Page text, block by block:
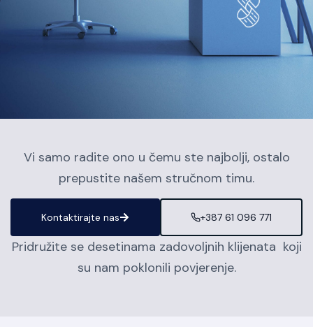
Vi samo radite ono u čemu ste najbolji, ostalo
prepustite našem stručnom timu.
Kontaktirajte nas +387 61 096 771
Pridružite se desetinama zadovoljnih klijenata koji
su nam poklonili povjerenje.